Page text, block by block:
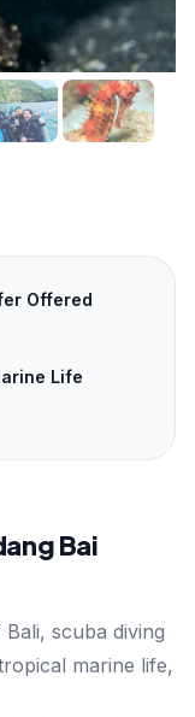
Offered
Life
Bai
scuba diving
marine life,